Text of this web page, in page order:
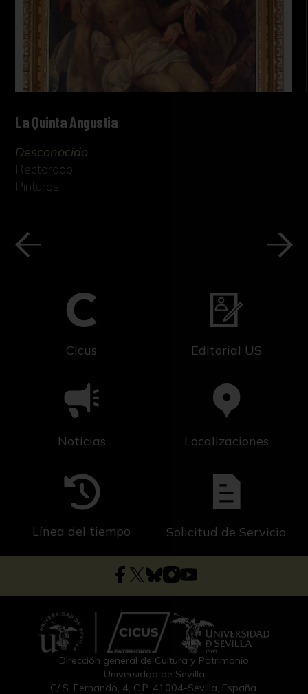
La Quinta Angustia
Desconocido
Rectorado
Pinturas
Cicus Editorial US
Noticias Localizaciones
Línea del tiempo Solicitud de Servicio
Dirección general de Cultura y Patrimonio
Universidad de Sevilla
C/ S. Fernando, 4, C.P. 41004-Sevilla, España.